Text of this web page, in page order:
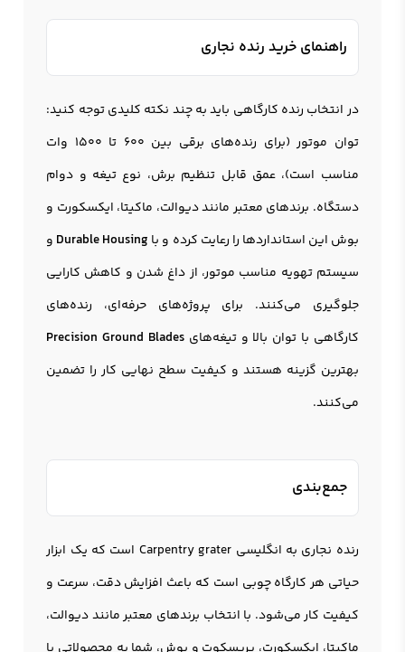
راهنمای خرید رنده نجاری
در انتخاب رنده کارگاهي باید به چند نکته کلیدی توجه کنید:
توان موتور (برای رنده‌های برقی بین 600 تا 1500 وات
مناسب است)، عمق قابل تنظیم برش، نوع تیغه و دوام
دستگاه. برندهای معتبر مانند دیوالت، ماکیتا، ایکسکورت و
بوش این استانداردها را رعایت کرده و با Durable Housing و
سیستم تهویه مناسب موتور، از داغ شدن و کاهش کارایی
جلوگیری می‌کنند. برای پروژه‌های حرفه‌ای، رنده‌های
کارگاهی با توان بالا و تیغه‌هایPrecision Ground Blades
بهترین گزینه هستند و کیفیت سطح نهایی کار را تضمین
می‌کنند.
جمع‌بندی
رنده نجاری به انگلیسی Carpentry grater است که یک ابزار
حیاتی هر کارگاه چوبی است که باعث افزایش دقت، سرعت و
کیفیت کار می‌شود. با انتخاب برندهای معتبر مانند دیوالت،